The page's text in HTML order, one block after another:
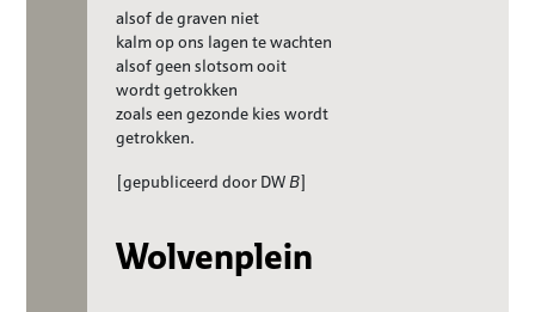
alsof de graven niet
kalm op ons lagen te wachten
alsof geen slotsom ooit
wordt getrokken
zoals een gezonde kies wordt
getrokken.
[gepubliceerd door DWB]
Wolvenplein